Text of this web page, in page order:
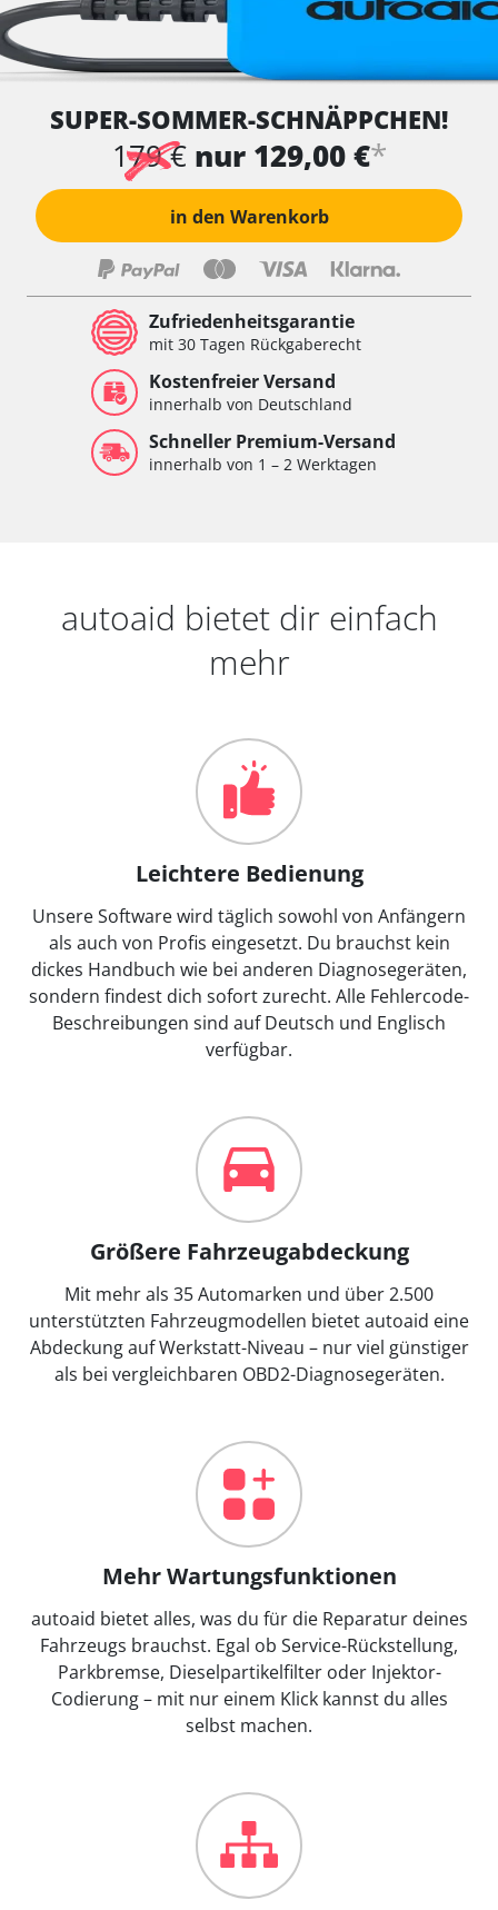
SUPER-SOMMER-SCHNÄPPCHEN!
179 € nur 129,00 €*
in den Warenkorb
Zufriedenheitsgarantie
mit 30 Tagen Rückgaberecht
Kostenfreier Versand
innerhalb von Deutschland
Schneller Premium-Versand
innerhalb von 1 – 2 Werktagen
autoaid bietet dir einfach
mehr
Leichtere Bedienung
Unsere Software wird täglich sowohl von Anfängern
als auch von Profis eingesetzt. Du brauchst kein
dickes Handbuch wie bei anderen Diagnosegeräten,
sondern findest dich sofort zurecht. Alle Fehlercode-
Beschreibungen sind auf Deutsch und Englisch
verfügbar.
Größere Fahrzeugabdeckung
Mit mehr als 35 Automarken und über 2.500
unterstützten Fahrzeugmodellen bietet autoaid eine
Abdeckung auf Werkstatt-Niveau – nur viel günstiger
als bei vergleichbaren OBD2-Diagnosegeräten.
Mehr Wartungsfunktionen
autoaid bietet alles, was du für die Reparatur deines
Fahrzeugs brauchst. Egal ob Service-Rückstellung,
Parkbremse, Dieselpartikelfilter oder Injektor-
Codierung – mit nur einem Klick kannst du alles
selbst machen.